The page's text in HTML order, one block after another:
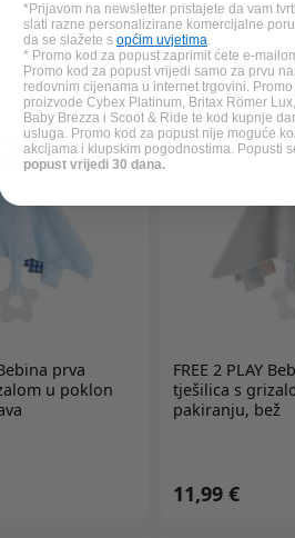
21,99 €
prva
u poklon
FREE 2 PLAY
tješilica s
pakiranju, bež
11,99 €
*Prijavom na newsletter pristajete da vam
slati razne personalizirane komercijalne
da se slažete s općim uvjetima.
* Promo kod za popust zaprimit ćete e-
Promo kod za popust vrijedi samo za prvu
redovnim cijenama u internet trgovini.
proizvode Cybex Platinum, Britax Römer
Baby Brezza i Scoot & Ride te kod kupnje
usluga. Promo kod za popust nije moguće
akcijama i klupskim pogodnostima. Popusti
popust vrijedi 30 dana.